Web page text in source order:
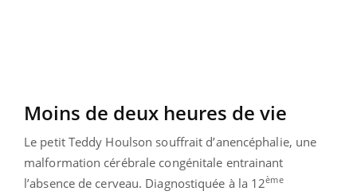
Moins de deux heures de vie
Le petit Teddy Houlson souffrait d’anencéphalie, une
malformation cérébrale congénitale entrainant
l’absence de cerveau. Diagnostiquée à la 12ème